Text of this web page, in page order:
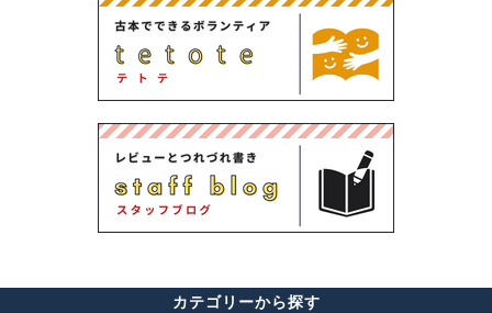
カテゴリーから探す